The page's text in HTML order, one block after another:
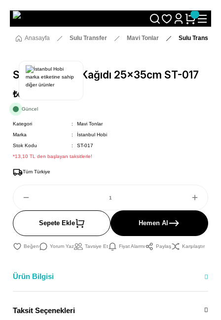
Size Özel "HG10" Koduyla Sepette Hemen %10 İndirimi Kaçırma
Anasayfa Sulu Transfer Mavi Tonlar Sulu Transfer
Sulu Transfer Kağıdı 25x35cm ST-017
₺69
Güncel
Kategori
Mavi Tonlar
Marka
İstanbul Hobi
Stok Kodu
ST-017
*13,10 TL den başlayan taksitlerle!
Tüm Türkiye
Sepete Ekle Hemen Al
Yorum Yaz Tavsiye Et Fiyat Alarmı Paylaş Karşılaştır
Ürün Bilgisi
Taksit Seçenekleri